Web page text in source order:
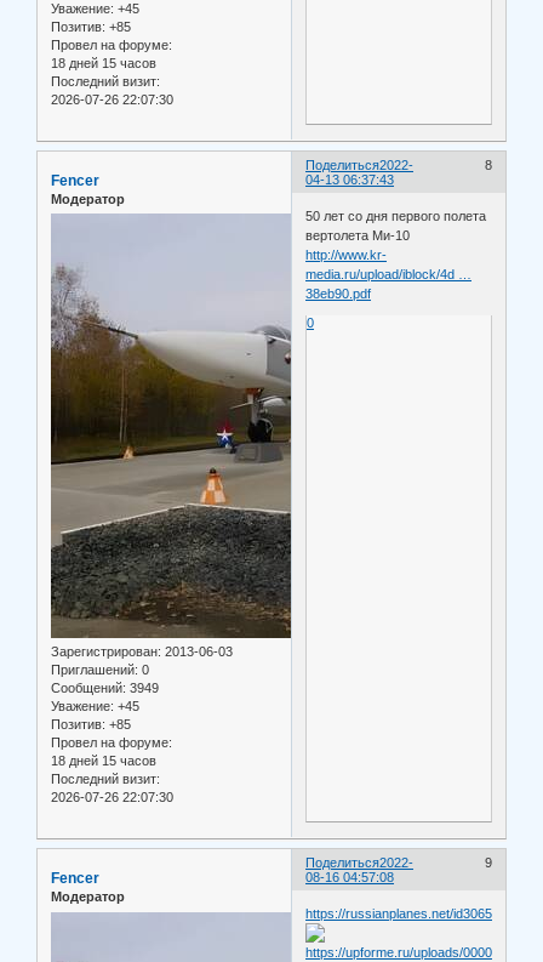
Уважение: +45
Позитив: +85
Провел на форуме:
18 дней 15 часов
Последний визит:
2026-07-26 22:07:30
Поделиться 8
2022-
04-13 06:37:43
Fencer
Модератор
Зарегистрирован: 2013-06-03
Приглашений: 0
Сообщений: 3949
Уважение: +45
Позитив: +85
Провел на форуме:
18 дней 15 часов
Последний визит:
2026-07-26 22:07:30
50 лет со дня первого полета
вертолета Ми-10
http://www.kr-
media.ru/upload/iblock/4d …
38eb90.pdf
0
Поделиться 9
2022-
08-16 04:57:08
Fencer
Модератор
https://russianplanes.net/id306599